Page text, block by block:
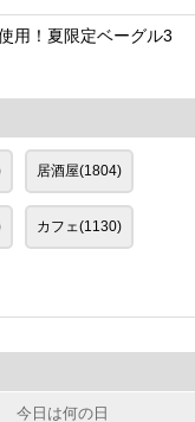
用！夏限定ベーグル3
居酒屋(1804)
カフェ(1130)
今日は何の日